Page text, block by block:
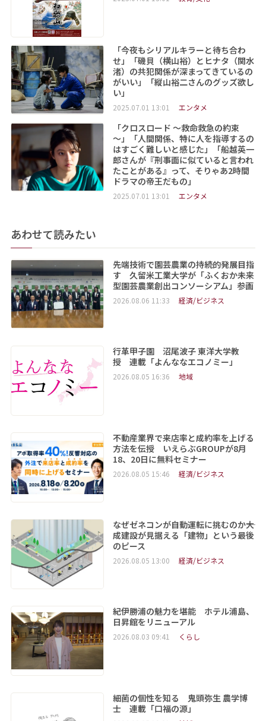
「今夜もシリアルキラーと待ち合わ
せ」「磯貝（横山裕）とヒナタ（関水
渚）の共犯関係が深まってきているの
がいい」「縦山裕二さんのグッズ欲し
い」
2025.07.01 13:01 エンタメ
「クロスロード ～救命救急の約束
～」「人間関係、特に人を指導するの
はすごく難しいと感じた」「船越英一
郎さんが『刑事面に似ていると言われ
たことがある』って、そりゃあ2時間
ドラマの帝王だもの」
2025.07.01 13:01 エンタメ
あわせて読みたい
先端技術で園芸農業の持続的発展目指
す 久留米工業大学が「ふくおか未来
型園芸農業創出コンソーシアム」参画
2026.08.06 11:33 経済/ビジネス
行革甲子園 沼尾波子 東洋大学教
授 連載「よんななエコノミー」
2026.08.05 16:36 地域
不動産業界で来店率と成約率を上げる
方法を伝授 いえらぶGROUPが8月
18、20日に無料セミナー
2026.08.05 15:46 経済/ビジネス
なぜゼネコンが自動運転に挑むのか――大
成建設が見据える「建物」という最後
のピース
2026.08.05 13:00 経済/ビジネス
紀伊勝浦の魅力を堪能 ホテル浦島、
日昇館をリニューアル
2026.08.03 09:41 くらし
細菌の個性を知る 鬼頭弥生 農学博
士 連載「口福の源」